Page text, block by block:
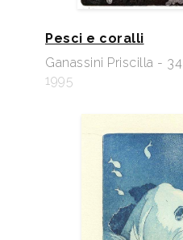
Pesci e coralli
Ganassini Priscilla - 34
1995